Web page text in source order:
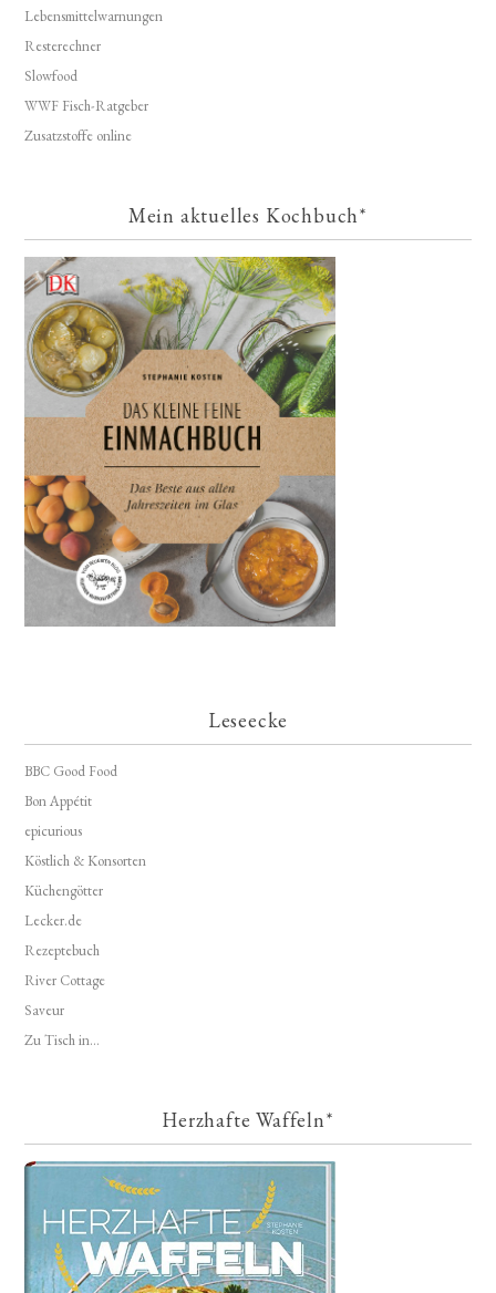
Lebensmittelwarnungen
Resterechner
Slowfood
WWF Fisch-Ratgeber
Zusatzstoffe online
Mein aktuelles Kochbuch*
Leseecke
BBC Good Food
Bon Appétit
epicurious
Köstlich & Konsorten
Küchengötter
Lecker.de
Rezeptebuch
River Cottage
Saveur
Zu Tisch in...
Herzhafte Waffeln*